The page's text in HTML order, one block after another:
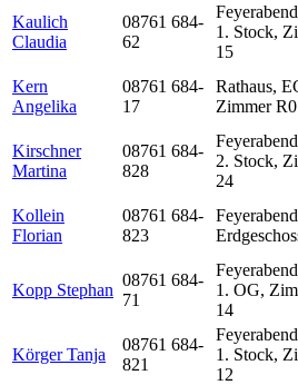
Kaulich
Claudia
08761 684-
62
1. Stock,
15
Kern
Angelika
08761 684-
17
Rathaus,
Zimmer
Kirschner
Martina
08761 684-
828
2. Stock,
24
Kollein
Florian
08761 684-
823
Kopp Stephan
08761 684-
71
1. OG,
14
Körger Tanja
08761 684-
821
1. Stock,
12